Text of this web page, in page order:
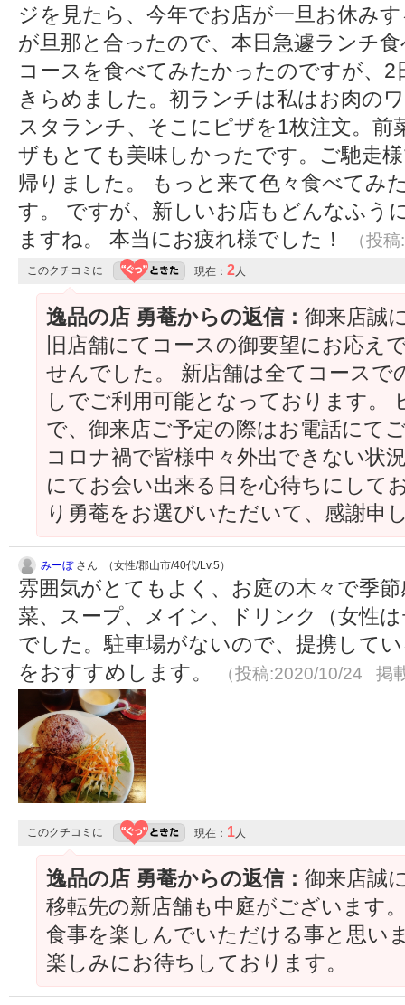
ジを見たら、今年でお店が一旦お休み
が旦那と合ったので、本日急遽ランチ
コースを食べてみたかったのですが、
きらめました。初ランチは私はお肉の
スタランチ、そこにピザを1枚注文。前
ザもとても美味しかったです。ご馳走
帰りました。 もっと来て色々食べてみ
す。 ですが、新しいお店もどんなふう
ますね。 本当にお疲れ様でした！
（投
このクチコミに 現在： 2人
逸品の店 勇菴からの返信： 御来店誠
旧店舗にてコースの御要望にお応え
せんでした。 新店舗は全てコースで
しでご利用可能となっております。
で、御来店ご予定の際はお電話にて
コロナ禍で皆様中々外出できない状
にてお会い出来る日を心待ちにして
り勇菴をお選びいただいて、感謝申
みーぼさん （女性/郡山市/40代/Lv.5）
雰囲気がとてもよく、お庭の木々で季
菜、スープ、メイン、ドリンク（女性
でした。駐車場がないので、提携して
をおすすめします。
（投稿:2020/10/24 掲
このクチコミに 現在： 1人
逸品の店 勇菴からの返信： 御来店誠
移転先の新店舗も中庭がございます
食事を楽しんでいただける事と思い
楽しみにお待ちしております。